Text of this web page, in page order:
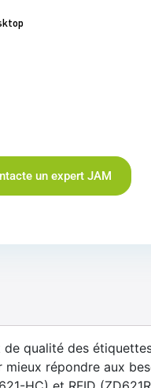
un expert JAM
de qualité des
répondre aux